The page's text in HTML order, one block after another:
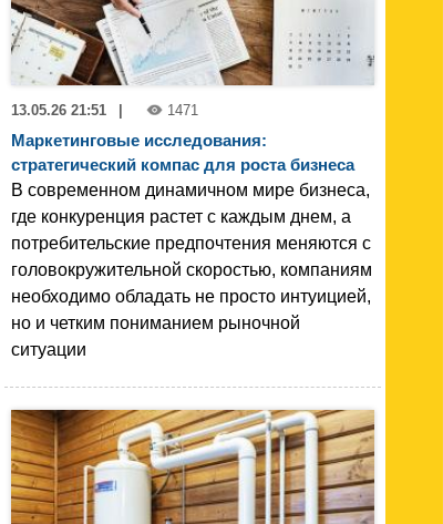
13.05.26 21:51 | 1471
Маркетинговые исследования:
стратегический компас для роста бизнеса
В современном динамичном мире бизнеса,
где конкуренция растет с каждым днем, а
потребительские предпочтения меняются с
головокружительной скоростью, компаниям
необходимо обладать не просто интуицией,
но и четким пониманием рыночной
ситуации